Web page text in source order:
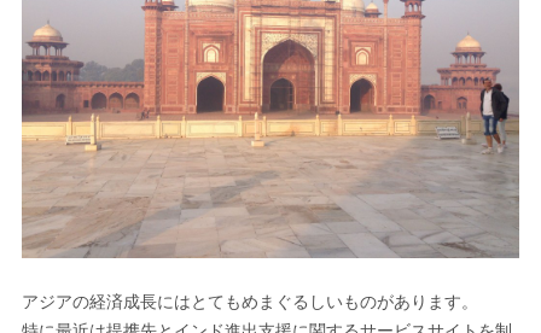
アジアの経済成長にはとてもめまぐるしいものがあります。